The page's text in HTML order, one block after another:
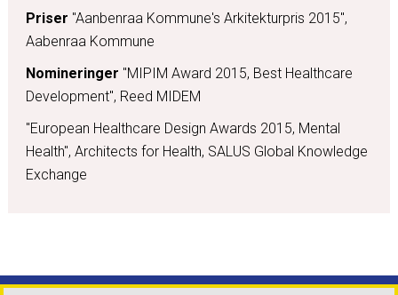
Priser "Aanbenraa Kommune's Arkitekturpris 2015",
Aabenraa Kommune
Nomineringer "MIPIM Award 2015, Best Healthcare
Development", Reed MIDEM
"European Healthcare Design Awards 2015, Mental
Health", Architects for Health, SALUS Global Knowledge
Exchange